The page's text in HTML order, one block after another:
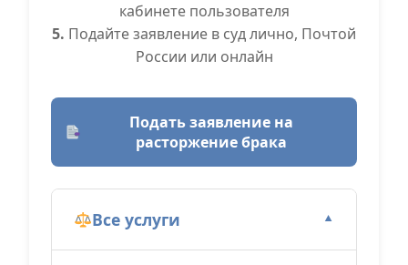
кабинете пользователя
5. Подайте заявление в суд лично, Почтой
России или онлайн
Подать заявление на
расторжение брака
Все услуги ▼